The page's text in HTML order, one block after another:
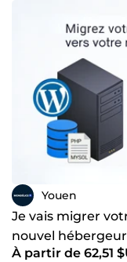
nouveaux publics.
Youen
Je vais migrer
nouvel hébergeur
À partir de 62,51